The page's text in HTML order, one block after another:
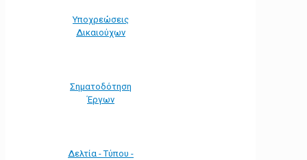
Υποχρεώσεις
Δικαιούχων
Σηματοδότηση
Έργων
Δελτία - Τύπου -